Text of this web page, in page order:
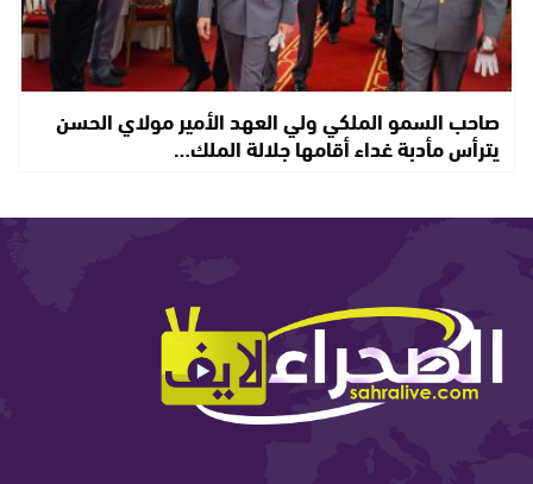
صاحب السمو الملكي ولي العهد الأمير مولاي الحسن
يترأس مأدبة غداء أقامها جلالة الملك…